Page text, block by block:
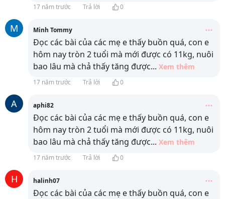
17 năm trước Trả lời 0
M Minh Tommy
Đọc các bài của các mẹ e thấy buồn quá, con e
hôm nay tròn 2 tuổi mà mới được có 11kg, nuôi
bao lâu mà chả thấy tăng được... Xem thêm
17 năm trước Trả lời 0
A aphi82
Đọc các bài của các mẹ e thấy buồn quá, con e
hôm nay tròn 2 tuổi mà mới được có 11kg, nuôi
bao lâu mà chả thấy tăng được... Xem thêm
17 năm trước Trả lời 0
H halinh07
Đọc các bài của các mẹ e thấy buồn quá, con e